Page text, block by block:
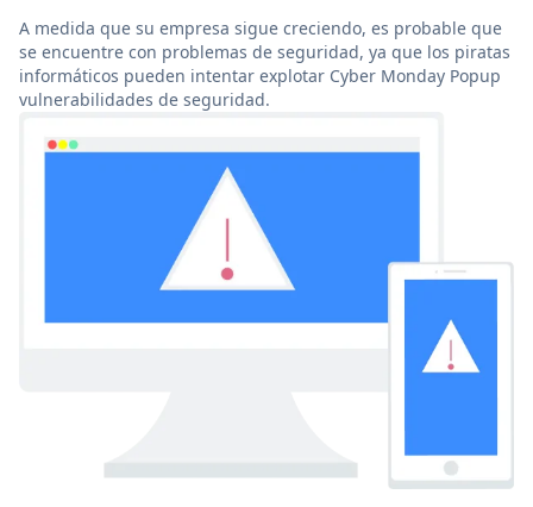
A medida que su empresa sigue creciendo, es probable que
se encuentre con problemas de seguridad, ya que los piratas
informáticos pueden intentar explotar Cyber Monday Popup
vulnerabilidades de seguridad.